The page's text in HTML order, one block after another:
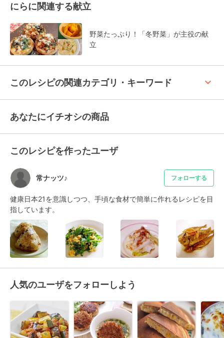
にらに関連する献立
野菜たっぷり！「冬野菜」が主役の献
立
このレシピの関連カテゴリ・キーワード keyboard_arrow_up
あなたにイチオシの商品
このレシピを作ったユーザ
常ナッツ♪ フォローする
健康日本21を意識しつつ、手頃な食材で簡単に作れるレシピを目
指しています。
人気のユーザをフォローしよう